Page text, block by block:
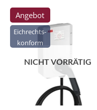
Eichrechts-
konform
Angebot
NICHT VORRÄTIG